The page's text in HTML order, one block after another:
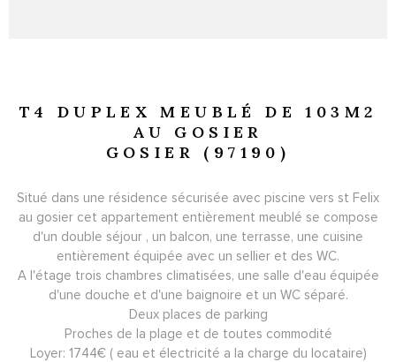
T4 DUPLEX MEUBLÉ DE 103M2
AU GOSIER
GOSIER (97190)
Situé dans une résidence sécurisée avec piscine vers st Felix
au gosier cet appartement entièrement meublé se compose
d'un double séjour , un balcon, une terrasse, une cuisine
entièrement équipée avec un sellier et des WC.
A l'étage trois chambres climatisées, une salle d'eau équipée
d'une douche et d'une baignoire et un WC séparé.
Deux places de parking
Proches de la plage et de toutes commodité
Loyer: 1744€ ( eau et électricité a la charge du locataire)